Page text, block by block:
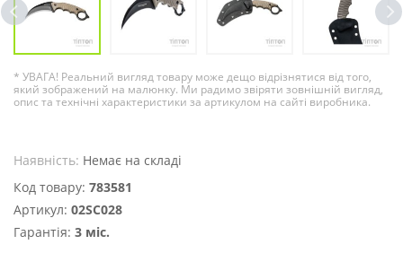
* УВАГА! Реальний вигляд товару може дещо відрізнятися від того,
який зображений на малюнку. Ми радимо звіряти зовнішній вигляд,
опис та технічні характеристики за артикулом на сайті виробника.
Наявність: Немає на складі
Код товару: 783581
Артикул: 02SC028
Гарантія: 3 міс.